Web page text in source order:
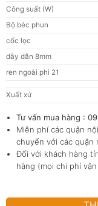
Công suất (W)
Bộ béc phun
cốc lọc
dây dẫn 8mm
ren ngoài phi 21
Xuất xứ
Tư vấn mua hàng :
Miễn phí các quận
chuyển với các quận
Đối với khách hàng
hàng (mọi chi phí